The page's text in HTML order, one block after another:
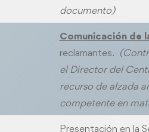
documento)
Comunicación de
reclamantes.
el Director del
recurso de alzada
competente en
Presentación en la